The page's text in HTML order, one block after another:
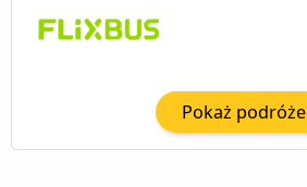
Pokaż podróże